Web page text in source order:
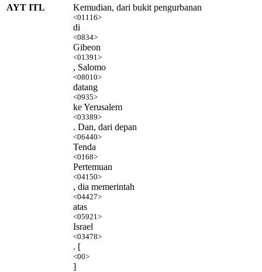
AYT ITL
Kemudian, dari bukit pengurbanan
<01116>
di
<0834>
Gibeon
<01391>
, Salomo
<08010>
datang
<0935>
ke Yerusalem
<03389>
. Dan, dari depan
<06440>
Tenda
<0168>
Pertemuan
<04150>
, dia memerintah
<04427>
atas
<05921>
Israel
<03478>
. [
<00>
]